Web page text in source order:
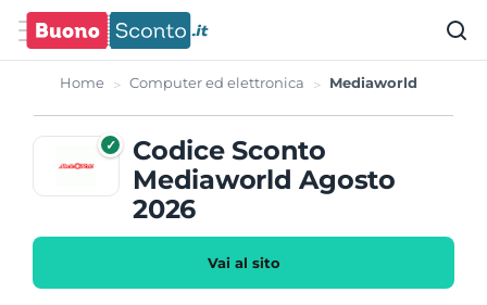
Home Computer ed elettronica Mediaworld
✓
Codice Sconto
Mediaworld Agosto
2026
Vai al sito